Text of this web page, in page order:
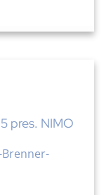
pres. NIMO